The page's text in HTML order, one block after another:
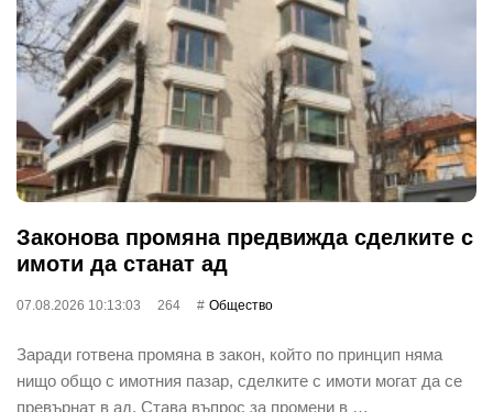
Законова промяна предвижда сделките с
имоти да станат ад
07.08.2026 10:13:03 264 Общество
Заради готвена промяна в закон, който по принцип няма
нищо общо с имотния пазар, сделките с имоти могат да се
превърнат в ад. Става въпрос за промени в …